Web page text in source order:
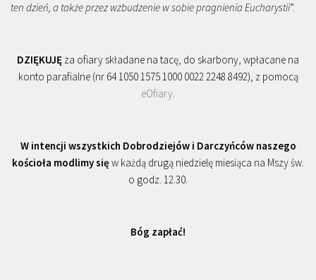
ten dzień, a także przez wzbudzenie w sobie pragnienia Eucharystii”.
DZIĘKUJĘ za ofiary składane na tacę, do skarbony, wpłacane na
konto parafialne (nr 64 1050 1575 1000 0022 2248 8492), z pomocą
eOfiary.
W intencji wszystkich Dobrodziejów i Darczyńców naszego
kościoła modlimy się w każdą drugą niedzielę miesiąca na Mszy św.
o godz. 12.30.
Bóg zapłać!